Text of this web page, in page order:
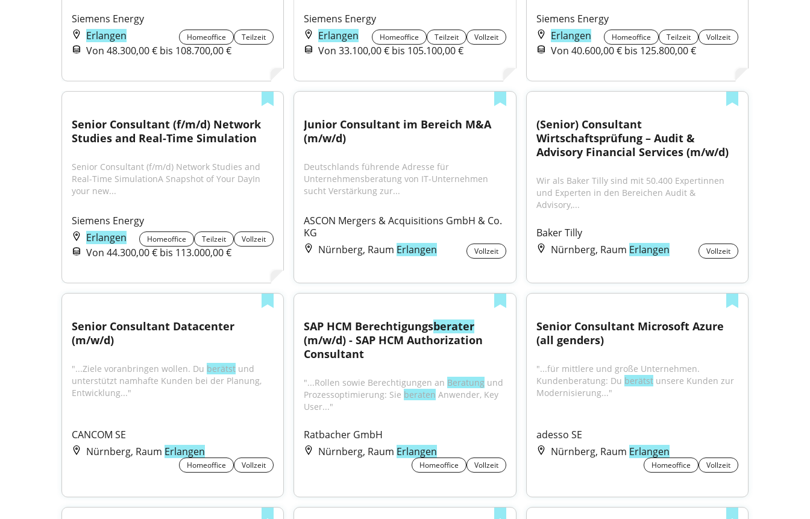
Siemens Energy
Erlangen
Homeoffice Teilzeit
Von 48.300,00 € bis 108.700,00 €
Siemens Energy
Erlangen
Homeoffice Teilzeit Vollzeit
Von 33.100,00 € bis 105.100,00 €
Siemens Energy
Erlangen
Homeoffice Teilzeit Vollzeit
Von 40.600,00 € bis 125.800,00 €
Senior Consultant (f/m/d) Network
Studies and Real-Time Simulation
Senior Consultant (f/m/d) Network Studies and
Real-Time SimulationA Snapshot of Your DayIn
your new...
Siemens Energy
Erlangen
Homeoffice Teilzeit Vollzeit
Von 44.300,00 € bis 113.000,00 €
Junior Consultant im Bereich M&A
(m/w/d)
Deutschlands führende Adresse für
Unternehmensberatung von IT-Unternehmen
sucht Verstärkung zur...
ASCON Mergers & Acquisitions GmbH & Co.
KG
Nürnberg, Raum Erlangen Vollzeit
(Senior) Consultant
Wirtschaftsprüfung – Audit &
Advisory Financial Services (m/w/d)
Wir als Baker Tilly sind mit 50.400 Expertinnen
und Experten in den Bereichen Audit &
Advisory,...
Baker Tilly
Nürnberg, Raum Erlangen Vollzeit
Senior Consultant Datacenter
(m/w/d)
"...Ziele voranbringen wollen. Du berätst und
unterstützt namhafte Kunden bei der Planung,
Entwicklung..."
CANCOM SE
Nürnberg, Raum Erlangen
Homeoffice Vollzeit
SAP HCM Berechtigungsberater
(m/w/d) - SAP HCM Authorization
Consultant
"...Rollen sowie Berechtigungen an Beratung und
Prozessoptimierung: Sie beraten Anwender, Key
User..."
Ratbacher GmbH
Nürnberg, Raum Erlangen
Homeoffice Vollzeit
Senior Consultant Microsoft Azure
(all genders)
"...für mittlere und große Unternehmen.
Kundenberatung: Du berätst unsere Kunden zur
Modernisierung..."
adesso SE
Nürnberg, Raum Erlangen
Homeoffice Vollzeit